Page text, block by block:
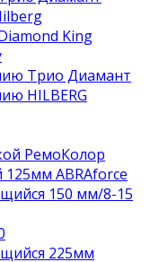
King
Трио Диамант
HILBERG
РемоКолор
ABRAforce
150 мм/8-15
225мм